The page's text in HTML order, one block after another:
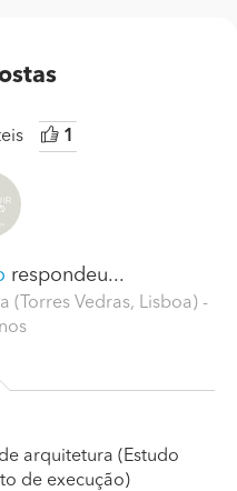
1
respondeu...
(Torres Vedras, Lisboa) -
arquitetura (Estudo
de execução)